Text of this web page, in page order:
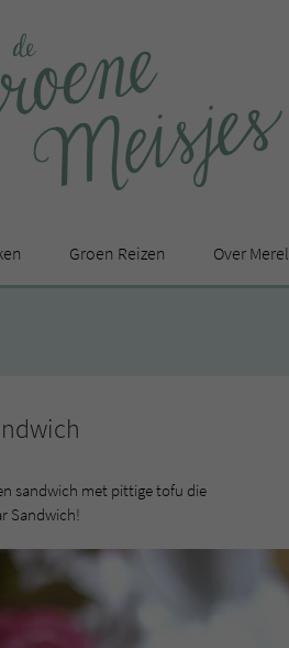
Groen Reizen Over Merel
sandwich met pittige tofu die
Sandwich!